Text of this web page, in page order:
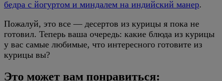
бедра с йогуртом и миндалем на индийский манер.
Пожалуй, это все — десертов из курицы я пока не
готовил. Теперь ваша очередь: какие блюда из курицы
у вас самые любимые, что интересного готовите из
курицы вы?
Это может вам понравиться: